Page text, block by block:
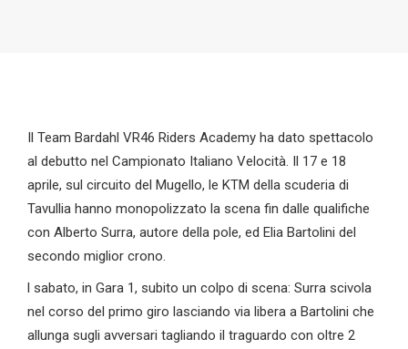
Il Team Bardahl VR46 Riders Academy ha dato spettacolo
al debutto nel Campionato Italiano Velocità. Il 17 e 18
aprile, sul circuito del Mugello, le KTM della scuderia di
Tavullia hanno monopolizzato la scena fin dalle qualifiche
con Alberto Surra, autore della pole, ed Elia Bartolini del
secondo miglior crono.
l sabato, in Gara 1, subito un colpo di scena: Surra scivola
nel corso del primo giro lasciando via libera a Bartolini che
allunga sugli avversari tagliando il traguardo con oltre 2